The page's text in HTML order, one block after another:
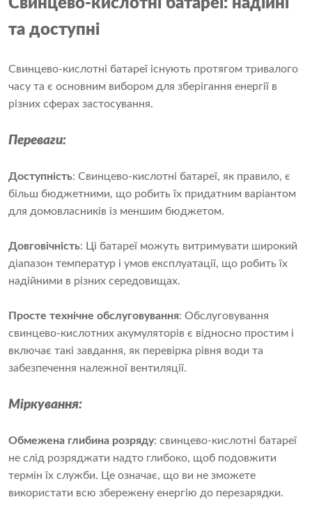
Свинцево-кислотні батареї: надійні
та доступні
Свинцево-кислотні батареї існують протягом тривалого
часу та є основним вибором для зберігання енергії в
різних сферах застосування.
Переваги:
Доступність: Свинцево-кислотні батареї, як правило, є
більш бюджетними, що робить їх придатним варіантом
для домовласників із меншим бюджетом.
Довговічність: Ці батареї можуть витримувати широкий
діапазон температур і умов експлуатації, що робить їх
надійними в різних середовищах.
Просте технічне обслуговування: Обслуговування
свинцево-кислотних акумуляторів є відносно простим і
включає такі завдання, як перевірка рівня води та
забезпечення належної вентиляції.
Міркування:
Обмежена глибина розряду: свинцево-кислотні батареї
не слід розряджати надто глибоко, щоб подовжити
термін їх служби. Це означає, що ви не зможете
використати всю збережену енергію до перезарядки.